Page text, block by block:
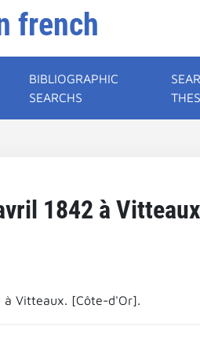
french
BIBLIOGRAPHIC
SEARCHS
1842 à
à Vitteaux. [Côte-d'Or].